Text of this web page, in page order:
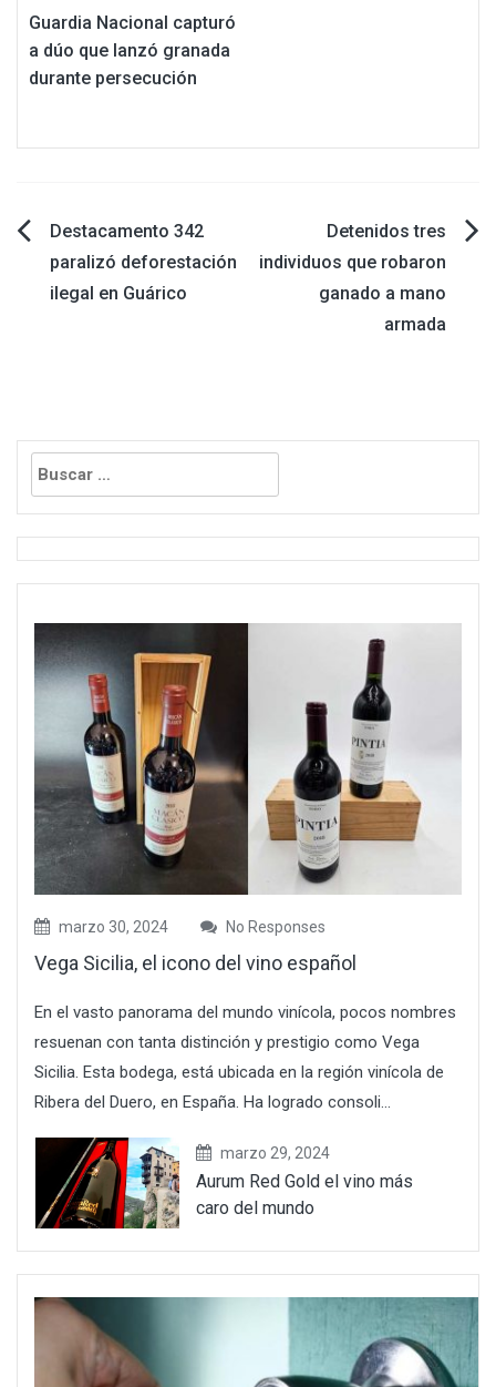
Guardia Nacional capturó
a dúo que lanzó granada
durante persecución
Navegación
de
Destacamento 342
paralizó deforestación
ilegal en Guárico
Detenidos tres
individuos que robaron
ganado a mano
armada
Buscar:
marzo 30, 2024 No Responses
Vega Sicilia, el icono del vino español
En el vasto panorama del mundo vinícola, pocos nombres
resuenan con tanta distinción y prestigio como Vega
Sicilia. Esta bodega, está ubicada en la región vinícola de
Ribera del Duero, en España. Ha logrado consoli...
marzo 29, 2024
Aurum Red Gold el vino más
caro del mundo